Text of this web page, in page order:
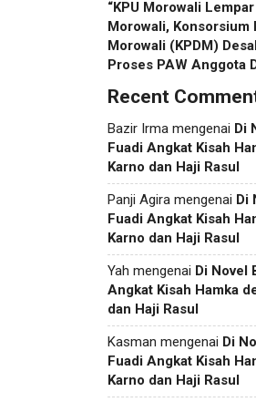
“KPU Morowali
Morowali, Konsorsium
Morowali (KPDM)
Proses PAW Anggota
Recent
Bazir Irma mengenai Di
Fuadi Angkat Kisah
Karno dan Haji Rasul
Panji Agira mengenai Di
Fuadi Angkat Kisah
Karno dan Haji Rasul
Yah mengenai Di Novel
Angkat Kisah Hamka
dan Haji Rasul
Kasman mengenai Di
Fuadi Angkat Kisah
Karno dan Haji Rasul